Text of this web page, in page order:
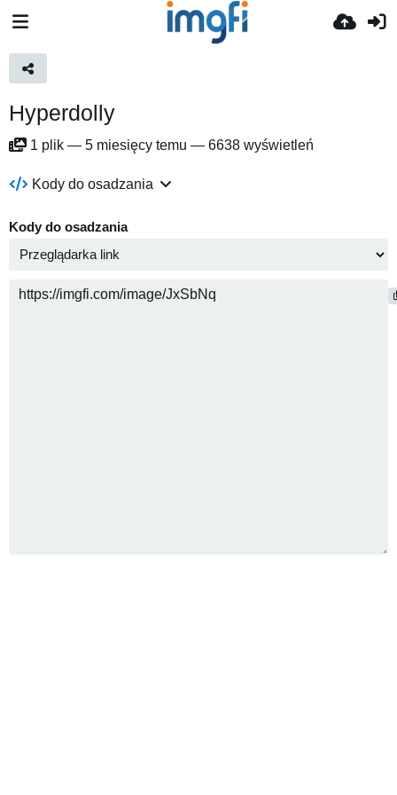
Hyperdolly
1 plik — 5 miesięcy temu — 6638 wyświetleń
Kody do osadzania
Kody do osadzania